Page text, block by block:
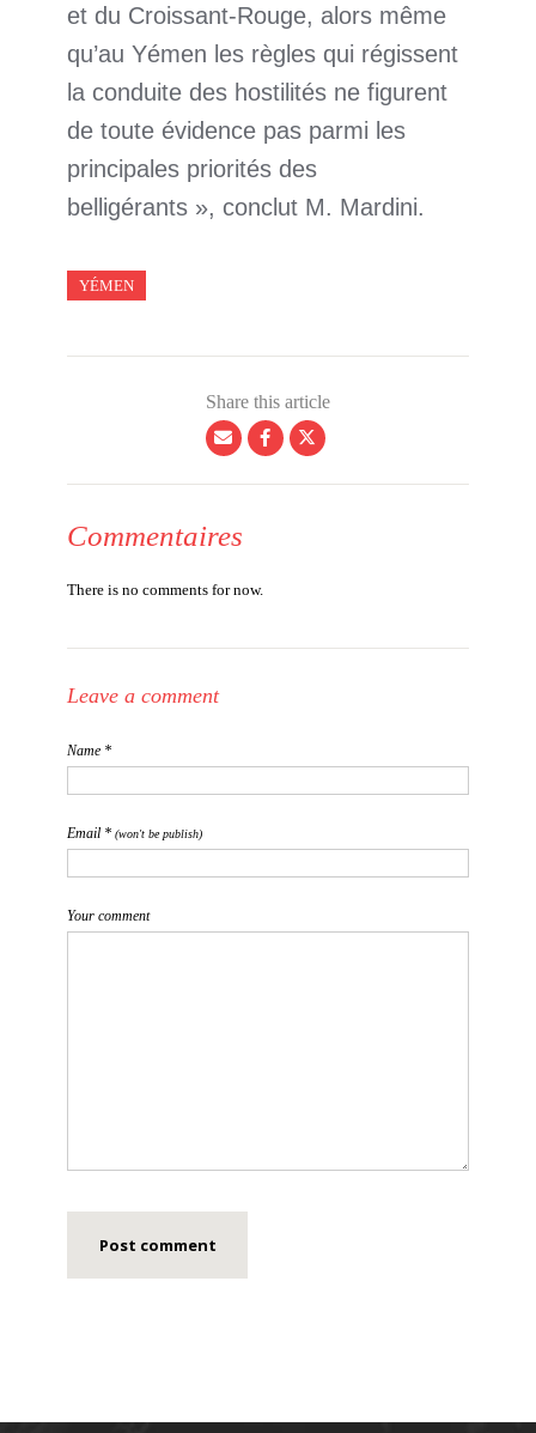
et du Croissant-Rouge, alors même
qu’au Yémen les règles qui régissent
la conduite des hostilités ne figurent
de toute évidence pas parmi les
principales priorités des
belligérants », conclut M. Mardini.
YÉMEN
Share this article
Commentaires
There is no comments for now.
Leave a comment
Name *
Email * (won't be publish)
Your comment